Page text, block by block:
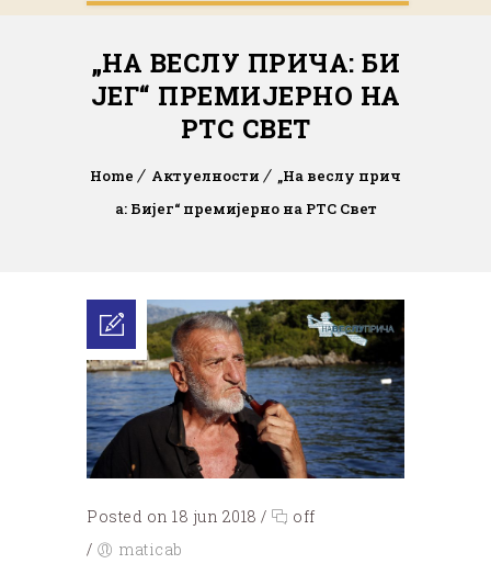
„НА ВЕСЛУ ПРИЧА: БИ
ЈЕГ“ ПРЕМИЈЕРНО НА
РТС СВЕТ
Home Актуелности
„На веслу прич
а: Бијег“ премијерно на РТС Свет
Posted on 18 jun 2018 /
off
/
maticab